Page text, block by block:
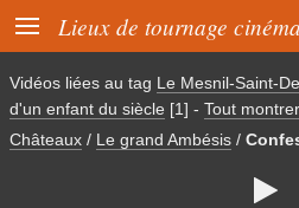
 Lieux de tournage
Vidéos liées au tag Le Mesnil-Saint-
d'un enfant du siècle [1] - Tout montrer
Châteaux / Le grand Ambésis /
